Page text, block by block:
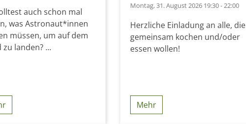
auch schon mal
was Astronaut*innen
müssen, um auf dem
zu landen? ...
Montag, 31. August 2026 19:30 - 22:00
Herzliche Einladung an alle, die
gemeinsam kochen und/oder
essen wollen!
Mehr